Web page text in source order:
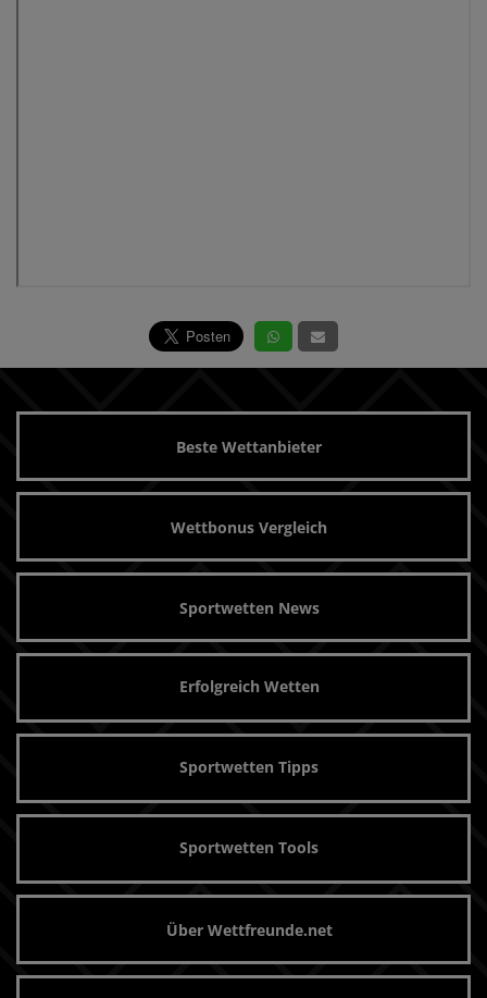
Beste Wettanbieter
Wettbonus Vergleich
Sportwetten News
Erfolgreich Wetten
Sportwetten Tipps
Sportwetten Tools
Über Wettfreunde.net